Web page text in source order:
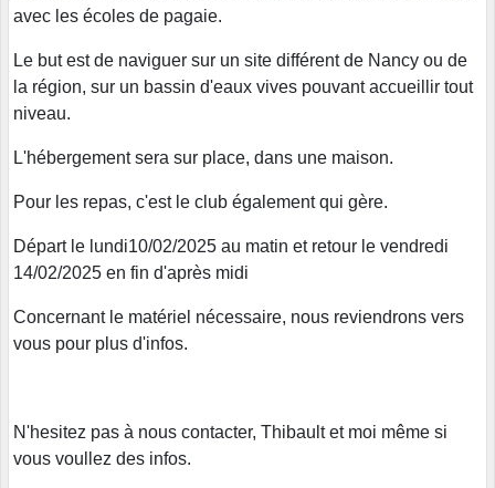
avec les écoles de pagaie.
Le but est de naviguer sur un site différent de Nancy ou de
la région, sur un bassin d'eaux vives pouvant accueillir tout
niveau.
L'hébergement sera sur place, dans une maison.
Pour les repas, c'est le club également qui gère.
Départ le lundi10/02/2025 au matin et retour le vendredi
14/02/2025 en fin d'après midi
Concernant le matériel nécessaire, nous reviendrons vers
vous pour plus d'infos.
N'hesitez pas à nous contacter, Thibault et moi même si
vous voullez des infos.